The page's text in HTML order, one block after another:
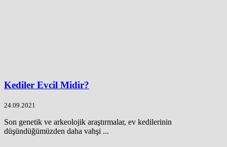
Kediler Evcil Midir?
24.09.2021
Son genetik ve arkeolojik araştırmalar, ev kedilerinin
düşündüğümüzden daha vahşi ...